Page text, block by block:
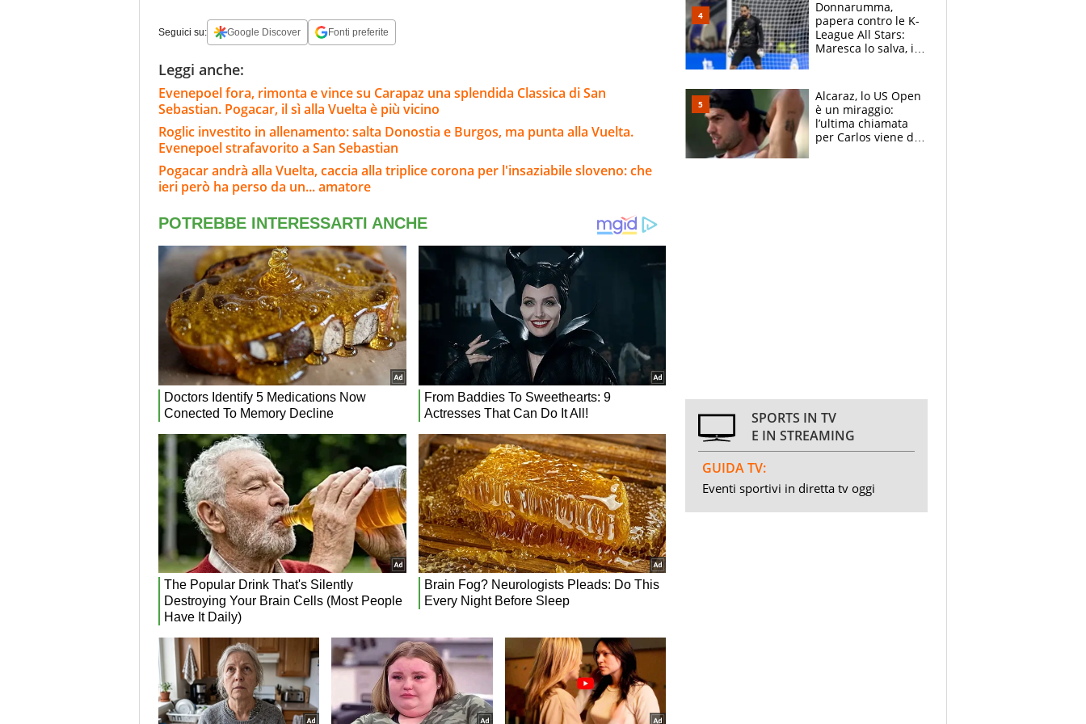
Seguici su: Google Discover Fonti preferite
Leggi anche:
Evenepoel fora, rimonta e vince su Carapaz una splendida Classica di San
Sebastian. Pogacar, il sì alla Vuelta è più vicino
Roglic investito in allenamento: salta Donostia e Burgos, ma punta alla Vuelta.
Evenepoel strafavorito a San Sebastian
Pogacar andrà alla Vuelta, caccia alla triplice corona per l'insaziabile sloveno: che
ieri però ha perso da un... amatore
Donnarumma,
papera contro le K-
League All Stars:
Maresca lo salva, i
Alcaraz, lo US Open
è un miraggio:
l’ultima chiamata
per Carlos viene da
SPORTS IN TV
E IN STREAMING
GUIDA TV:
Eventi sportivi in diretta tv oggi